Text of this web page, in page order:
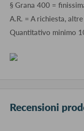
§ Grana 400 =
A.R. = A richiesta,
Quantitativo minimo
Recensioni